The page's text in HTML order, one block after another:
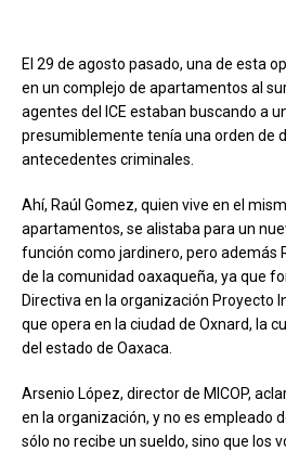
El 29 de agosto pasado, una de esta
en un complejo de apartamentos al
agentes del ICE estaban buscando a
presumiblemente tenía una orden de
antecedentes criminales.
Ahí, Raúl Gomez, quien vive en el
apartamentos, se alistaba para un
función como jardinero, pero además
de la comunidad oaxaqueña, ya que
Directiva en la organización Proyecto
que opera en la ciudad de Oxnard, la
del estado de Oaxaca.
Arsenio López, director de MICOP,
en la organización, y no es empleado
sólo no recibe un sueldo, sino que los